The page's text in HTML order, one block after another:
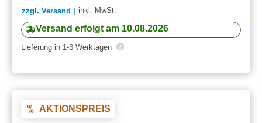
zzgl. Versand | inkl. MwSt.
Versand erfolgt am 10.08.2026
Lieferung in 1-3 Werktagen
AKTIONSPREIS